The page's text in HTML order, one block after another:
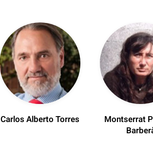
Carlos Alberto Torres
Montserrat